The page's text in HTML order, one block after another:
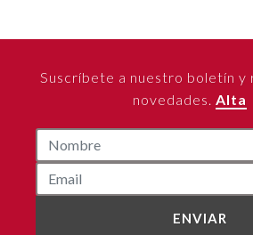
Suscríbete a nuestro boletín y
novedades. Alta
ENVIAR